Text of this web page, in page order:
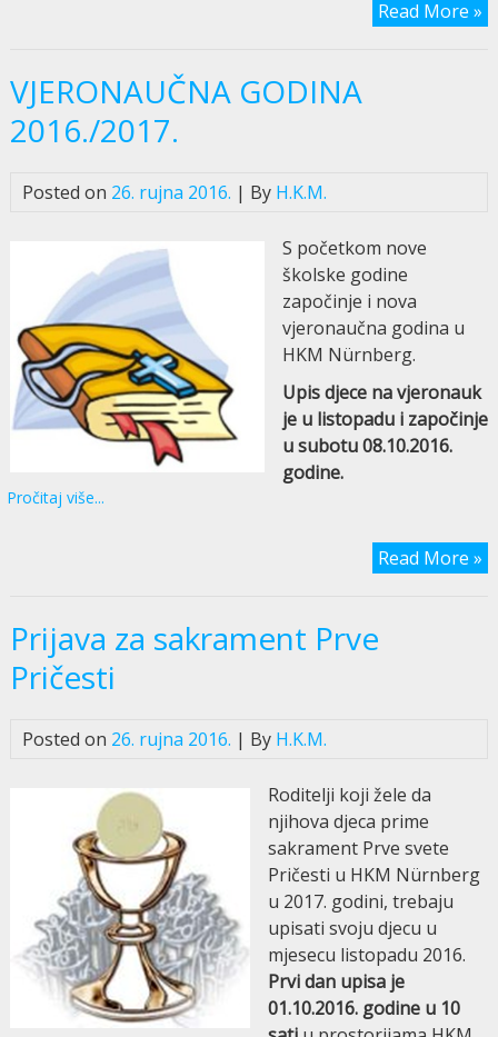
Read More »
VJERONAUČNA GODINA
2016./2017.
Posted on 26. rujna 2016. | By H.K.M.
S početkom nove
školske godine
započinje i nova
vjeronaučna godina u
HKM Nürnberg.
Upis djece na vjeronauk
je u listopadu i započinje
u subotu 08.10.2016.
godine.
Pročitaj više...
Read More »
Prijava za sakrament Prve
Pričesti
Posted on 26. rujna 2016. | By H.K.M.
Roditelji koji žele da
njihova djeca prime
sakrament Prve svete
Pričesti u HKM Nürnberg
u 2017. godini, trebaju
upisati svoju djecu u
mjesecu listopadu 2016.
Prvi dan upisa je
01.10.2016. godine u 10